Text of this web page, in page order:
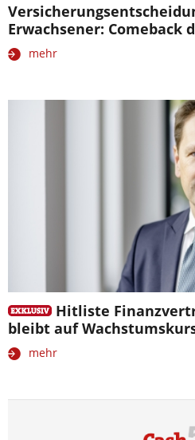
Erwachsener: Comeback
mehr
Hitliste
bleibt auf
mehr